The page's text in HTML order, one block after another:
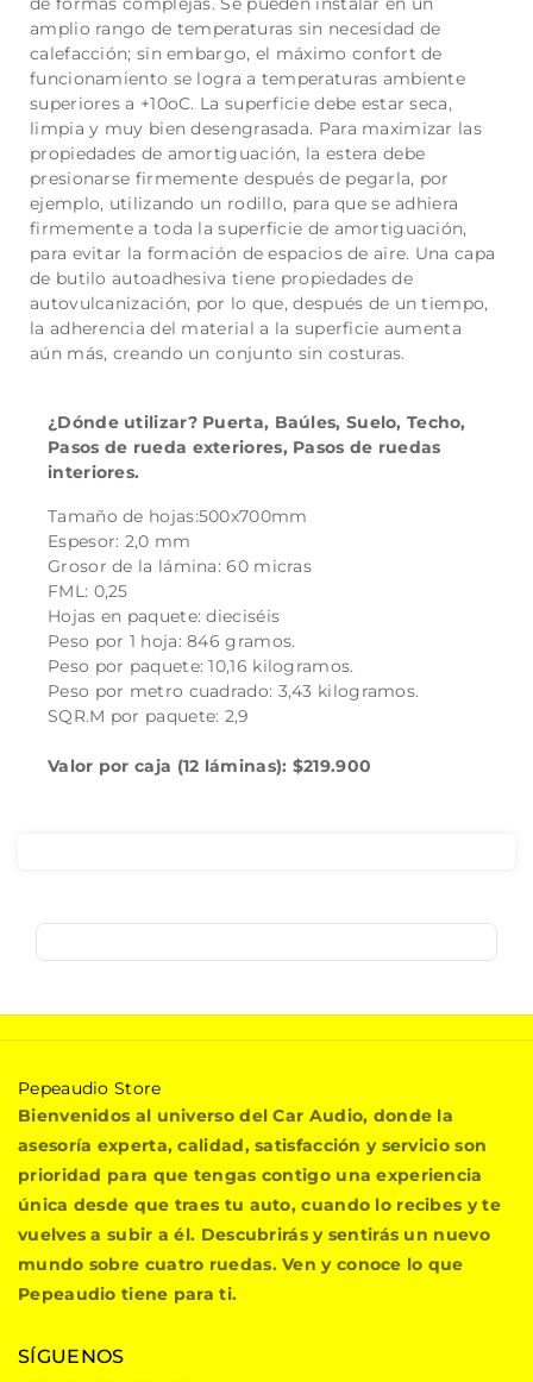
amplio rango de temperaturas sin necesidad de
calefacción; sin embargo, el máximo confort de
funcionamiento se logra a temperaturas ambiente
superiores a +10oC. La superficie debe estar seca,
limpia y muy bien desengrasada. Para maximizar las
propiedades de amortiguación, la estera debe
presionarse firmemente después de pegarla, por
ejemplo, utilizando un rodillo, para que se adhiera
firmemente a toda la superficie de amortiguación,
para evitar la formación de espacios de aire. Una capa
de butilo autoadhesiva tiene propiedades de
autovulcanización, por lo que, después de un tiempo,
la adherencia del material a la superficie aumenta
aún más, creando un conjunto sin costuras.
¿Dónde utilizar? Puerta, Baúles, Suelo, Techo,
Pasos de rueda exteriores, Pasos de ruedas
interiores.
Tamaño de hojas:500x700mm
Espesor: 2,0 mm
Grosor de la lámina:60 micras
FML: 0,25
Hojas en paquete:dieciséis
Peso por 1 hoja: 846 gramos.
Peso por paquete:10,16 kilogramos.
Peso por metro cuadrado: 3,43 kilogramos.
SQR.M por paquete: 2,9
Valor por caja (12 láminas): $219.900
P
e
p
a
u
d
i
o
o
Pepeaudio Store
Bienvenidos al universo del Car Audio, donde la
asesoría experta, calidad, satisfacción y servicio son
prioridad para que tengas contigo una experiencia
única desde que traes tu auto, cuando lo recibes y te
vuelves a subir a él. Descubrirás y sentirás un nuevo
mundo sobre cuatro ruedas. Ven y conoce lo que
Pepeaudio tiene para ti.
SÍGUENOS